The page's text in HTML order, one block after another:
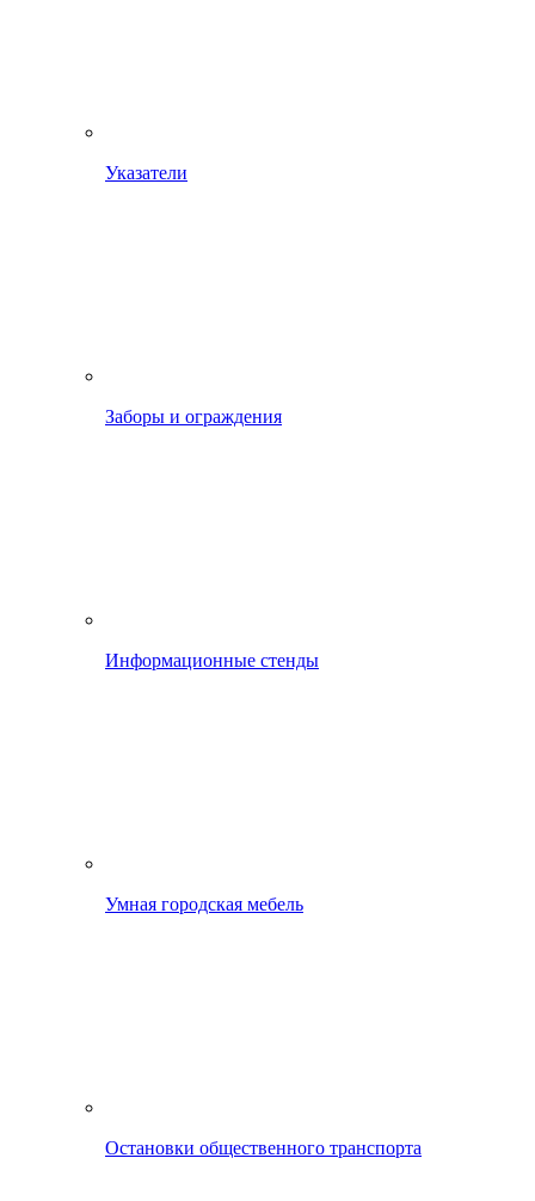
Указатели
Заборы и ограждения
Информационные стенды
Умная городская мебель
Остановки общественного транспорта